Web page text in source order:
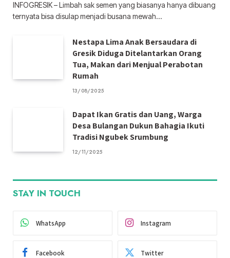
INFOGRESIK – Limbah sak semen yang biasanya hanya dibuang
ternyata bisa disulap menjadi busana mewah…
Nestapa Lima Anak Bersaudara di
Gresik Diduga Ditelantarkan Orang
Tua, Makan dari Menjual Perabotan
Rumah
13/08/2025
Dapat Ikan Gratis dan Uang, Warga
Desa Bulangan Dukun Bahagia Ikuti
Tradisi Ngubek Srumbung
12/11/2025
STAY IN TOUCH
WhatsApp Instagram
Facebook Twitter